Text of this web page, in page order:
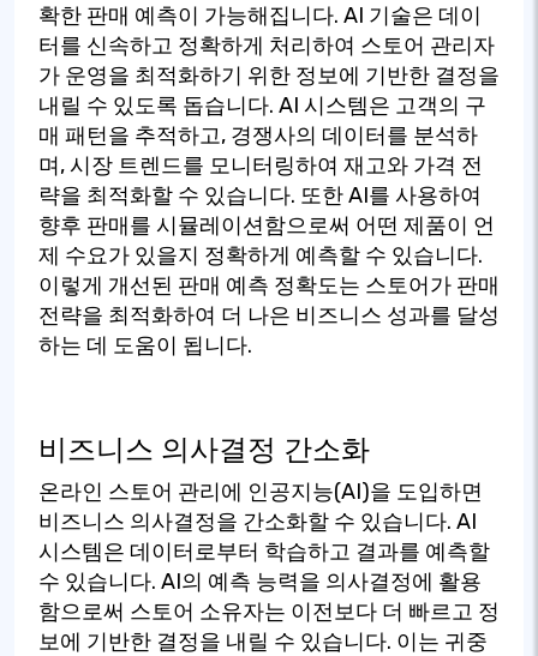
확한 판매 예측이 가능해집니다. AI 기술은 데이
터를 신속하고 정확하게 처리하여 스토어 관리자
가 운영을 최적화하기 위한 정보에 기반한 결정을
내릴 수 있도록 돕습니다. AI 시스템은 고객의 구
매 패턴을 추적하고, 경쟁사의 데이터를 분석하
며, 시장 트렌드를 모니터링하여 재고와 가격 전
략을 최적화할 수 있습니다. 또한 AI를 사용하여
향후 판매를 시뮬레이션함으로써 어떤 제품이 언
제 수요가 있을지 정확하게 예측할 수 있습니다.
이렇게 개선된 판매 예측 정확도는 스토어가 판매
전략을 최적화하여 더 나은 비즈니스 성과를 달성
하는 데 도움이 됩니다.
비즈니스 의사결정 간소화
온라인 스토어 관리에 인공지능(AI)을 도입하면
비즈니스 의사결정을 간소화할 수 있습니다. AI
시스템은 데이터로부터 학습하고 결과를 예측할
수 있습니다. AI의 예측 능력을 의사결정에 활용
함으로써 스토어 소유자는 이전보다 더 빠르고 정
보에 기반한 결정을 내릴 수 있습니다. 이는 귀중